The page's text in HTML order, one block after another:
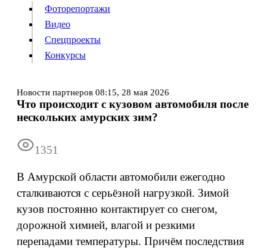
Видео
Конкурсы
Подписка
Фоторепортажи
Видео
Спецпроекты
Конкурсы
Новости партнеров 08:15, 28 мая 2026
Что происходит с кузовом автомобиля после
нескольких амурских зим?
1351
В Амурской области автомобили ежегодно
сталкиваются с серьёзной нагрузкой. Зимой
кузов постоянно контактирует со снегом,
дорожной химией, влагой и резкими
перепадами температуры. Причём последствия